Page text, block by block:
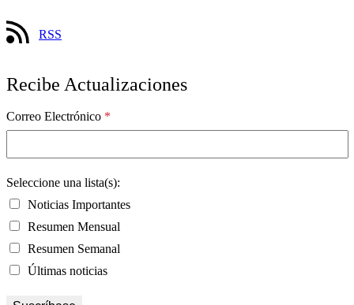
RSS
Recibe Actualizaciones
Correo Electrónico *
Seleccione una lista(s):
Noticias Importantes
Resumen Mensual
Resumen Semanal
Últimas noticias